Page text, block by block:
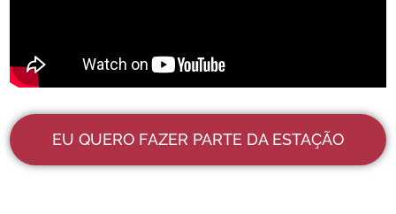
EU QUERO FAZER PARTE DA ESTAÇÃO